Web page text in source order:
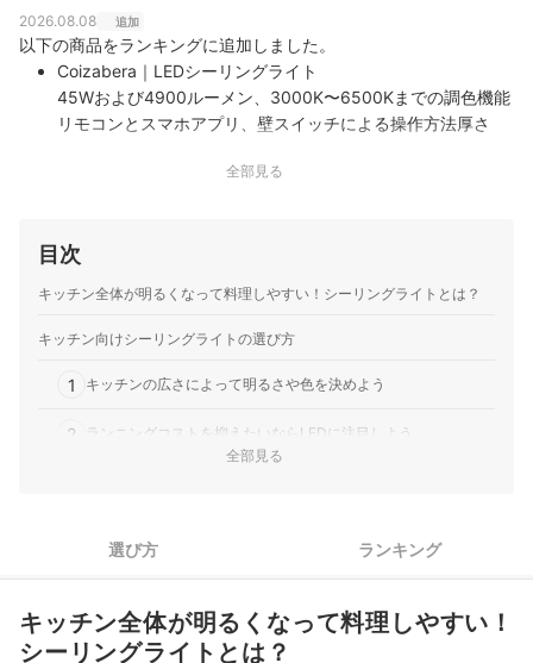
2026.08.08 追加
以下の商品をランキングに追加しました。
Coizabera｜LEDシーリングライト
45Wおよび4900ルーメン、3000K〜6500Kまでの調色機能
リモコンとスマホアプリ、壁スイッチによる操作方法厚さ
hidemasa｜シーリングライト
10分〜60分の3段階オフタイマーと設定を記録するメモリ機
全部見る
目次
キッチン全体が明るくなって料理しやすい！シーリングライトとは？
キッチン向けシーリングライトの選び方
1 キッチンの広さによって明るさや色を決めよう
2 ランニングコストを抑えたいならLEDに注目しよう
5 ダイニングやリビングの雰囲気も考慮してデザインを選ぼう
キッチン向けシーリングライト全261商品おすすめ人気ランキング
全部見る
選び方 ランキング
キッチン全体が明るくなって料理しやすい！
シーリングライトとは？